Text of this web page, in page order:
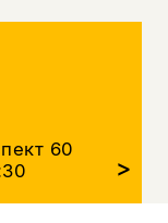
60
>